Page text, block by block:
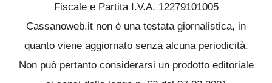
Fiscale e Partita I.V.A. 12279101005
Cassanoweb.it non è una testata giornalistica, in
quanto viene aggiornato senza alcuna periodicità.
Non può pertanto considerarsi un prodotto editoriale